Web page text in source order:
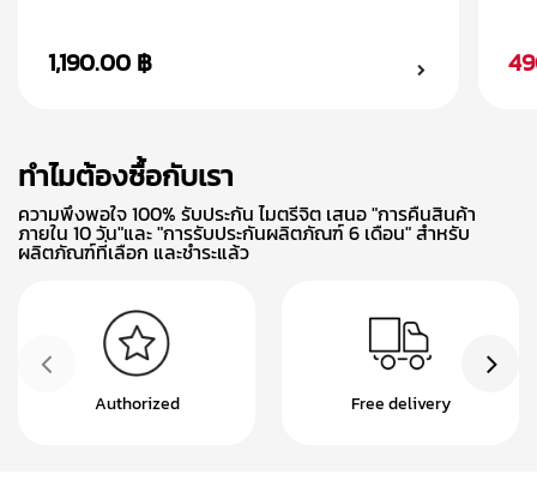
1,190.00 ฿
ทำไมต้องซื้อกับเรา
ความพึงพอใจ 100% รับประกัน ไมตรีจิต เสนอ "การคืนสินค้า
ภายใน 10 วัน"และ "การรับประกันผลิตภัณฑ์ 6 เดือน" สำหรับ
ผลิตภัณฑ์ที่เลือก และชำระแล้ว
Authorized Free delivery